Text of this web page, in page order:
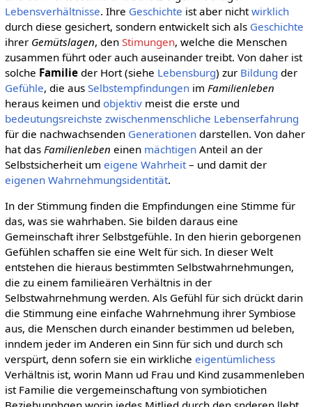
Lebensverhältnisse. Ihre Geschichte ist aber nichtwirklich
durch diese gesichert, sondern entwickelt sich als Geschichte
ihrer Gemütslagen, den Stimungen, welche die Menschen
zusammen führt oder auch auseinander treibt. Von daher ist
solche Familieder Hort (siehe Lebensburg) zur Bildung der
Gefühle, die aus Selbstempfindungenim Familienleben
heraus keimen und objektivmeist die erste und
bedeutungsreichste zwischenmenschliche Lebenserfahrung
für die nachwachsenden Generationendarstellen. Von daher
hat das Familienleben einen mächtigenAnteil an der
Selbstsicherheit um eigene Wahrheit– und damit der
eigenen Wahrnehmungsidentität.
In der Stimmung finden die Empfindungen eine Stimme für
das, was sie wahrhaben. Sie bilden daraus eine
Gemeinschaft ihrer Selbstgefühle. In den hierin geborgenen
Gefühlen schaffen sie eine Welt für sich. In dieser Welt
entstehen die hieraus bestimmten Selbstwahrnehmungen,
die zu einem familieären Verhältnis in der
Selbstwahrnehmung werden. Als Gefühl für sich drückt darin
die Stimmung eine einfache Wahrnehmung ihrer Symbiose
aus, die Menschen durch einander bestimmen ud beleben,
inndem jeder im Anderen ein Sinn für sich und durch sch
verspürt, denn sofern sie ein wirkliche eigentümlichess
Verhältnis ist, worin Mann ud Frau und Kind zusammenleben
ist Familie die vergemeinschaftung von symbiotichen